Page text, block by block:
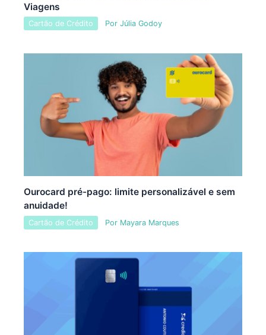
Viagens
Cartão de Crédito Por Júlia Godoy
Ourocard pré-pago: limite personalizável e sem
anuidade!
Cartão de Crédito Por Mayara Marques